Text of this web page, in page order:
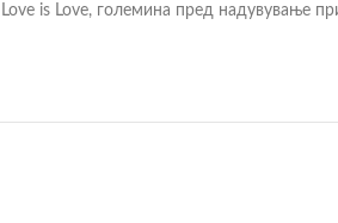
is Love, големина пред надувување